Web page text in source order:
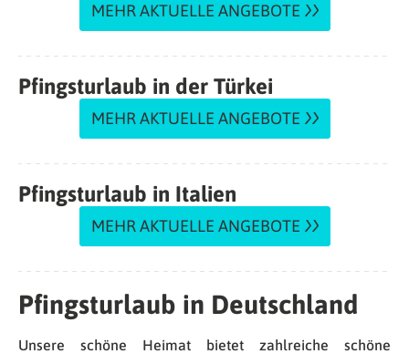
MEHR AKTUELLE ANGEBOTE
Pfingsturlaub in der Türkei
MEHR AKTUELLE ANGEBOTE
Pfingsturlaub in Italien
MEHR AKTUELLE ANGEBOTE
Pfingsturlaub in Deutschland
Unsere schöne Heimat bietet zahlreiche schöne